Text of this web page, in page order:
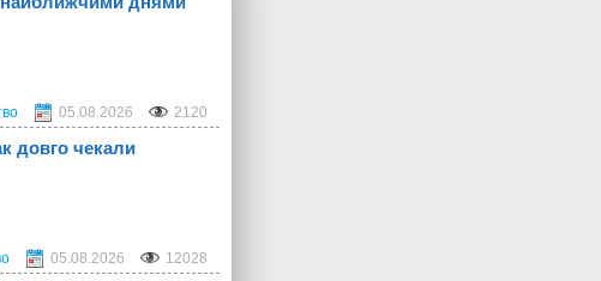
05.08.2026 2120
довго чекали
05.08.2026 12028